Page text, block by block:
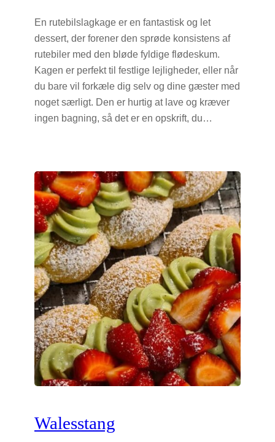
En rutebilslagkage er en fantastisk og let
dessert, der forener den sprøde konsistens af
rutebiler med den bløde fyldige flødeskum.
Kagen er perfekt til festlige lejligheder, eller når
du bare vil forkæle dig selv og dine gæster med
noget særligt. Den er hurtig at lave og kræver
ingen bagning, så det er en opskrift, du…
Walesstang